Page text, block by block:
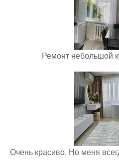
Ремонт небольшой
Очень красиво. Но меня